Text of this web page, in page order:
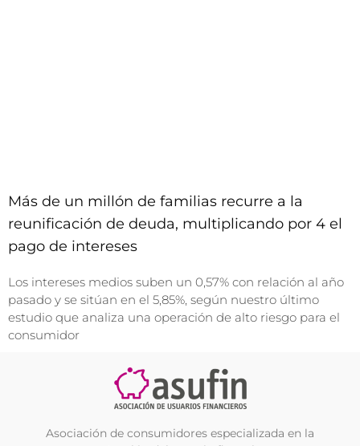
Más de un millón de familias recurre a la
reunificación de deuda, multiplicando por 4 el
pago de intereses
Los intereses medios suben un 0,57% con relación al año
pasado y se sitúan en el 5,85%, según nuestro último
estudio que analiza una operación de alto riesgo para el
consumidor
Asociación de consumidores especializada en la